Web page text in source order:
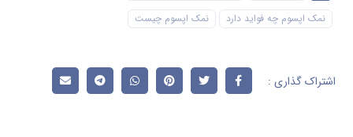
نمک اپسوم چه فواید دارد
نمک اپسوم چیست